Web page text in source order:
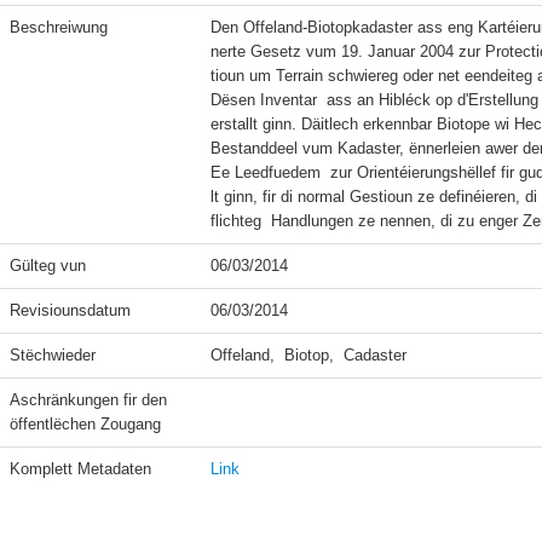
Beschreiwung
Den Offeland-Biotopkadaster ass eng
nerte Gesetz vum 19. Januar 2004 zur
tioun um Terrain schwiereg oder net eendeiteg
Dësen Inventar  ass an Hibléck op
erstallt ginn. Däitlech erkennbar Biotope wi
Bestanddeel vum Kadaster, ënnerleien awer
Ee Leedfuedem  zur Orientéierungshëllef fir
lt ginn, fir di normal Gestioun ze definéieren,
Gülteg vun 06/03/2014
Revisiounsdatum 06/03/2014
Stëchwieder Offeland,  Biotop,  Cadaster
Aschränkungen fir den
öffentlëchen Zougang
Komplett Metadaten Link